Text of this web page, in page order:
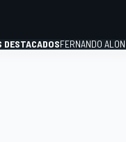
DESTACADOSFERNANDO